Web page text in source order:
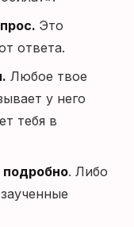
Это
ответа.
Любое твое
у него
тебя в
подробно. Либо